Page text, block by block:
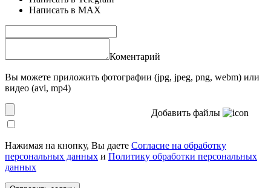
Написать в MAX
Коментарий
Вы можете приложить фотографии (jpg, jpeg, png, webm) или
видео (avi, mp4)
Добавить файлы
Нажимая на кнопку, Вы даете Согласие на обработку
персональных данных и Политику обработки персональных
данных